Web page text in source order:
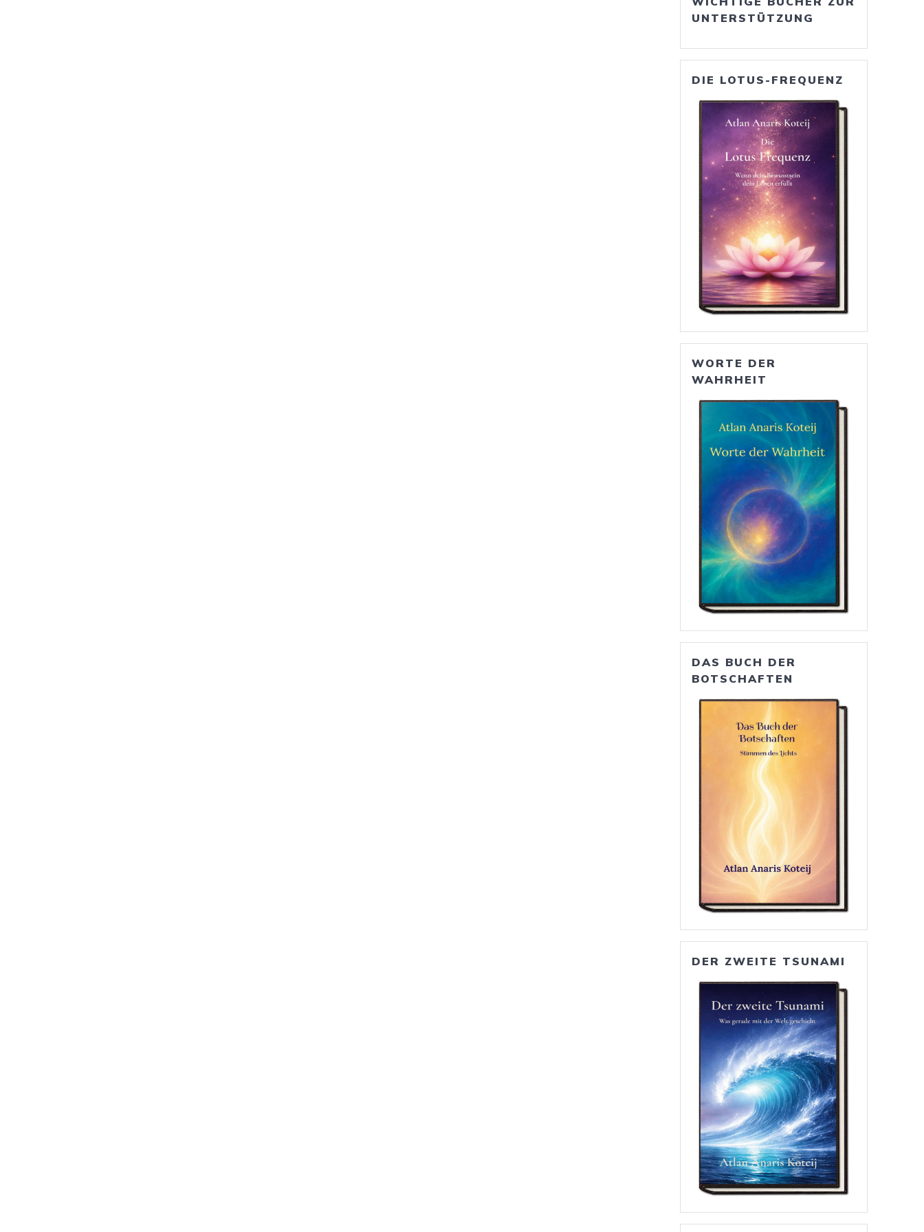
UNTERSTÜTZUNG
DIE LOTUS-FREQUENZ
WORTE DER
WAHRHEIT
DAS BUCH DER
BOTSCHAFTEN
DER ZWEITE TSUNAMI